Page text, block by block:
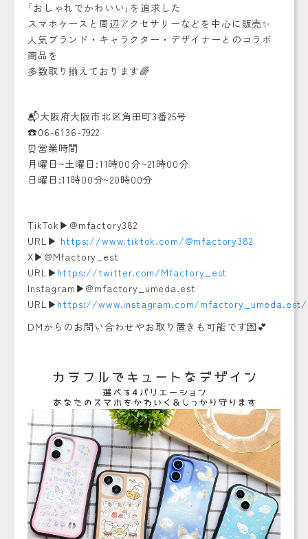
｢おしゃれでかわいい｣を追求した
スマホケースと周辺アクセサリーなどを中心に販売✨
人気ブランド・キャラクター・デザイナーとのコラボ
商品を
多数取り揃えております🌈
📬大阪府大阪市北区角田町3番25号
☎️06-6136-7922
⏰営業時間
月曜日~土曜日:11時00分~21時00分
日曜日:11時00分~20時00分
TikTok▶︎@mfactory382
URL▶︎ https://www.tiktok.com/@mfactory382
X▶︎@Mfactory_est
URL▶︎ https://twitter.com/Mfactory_est
Instagram▶︎@mfactory_umeda.est
URL▶︎ https://www.instagram.com/mfactory_umeda.est/
DMからのお問い合わせやお取り置きも可能です💌💕